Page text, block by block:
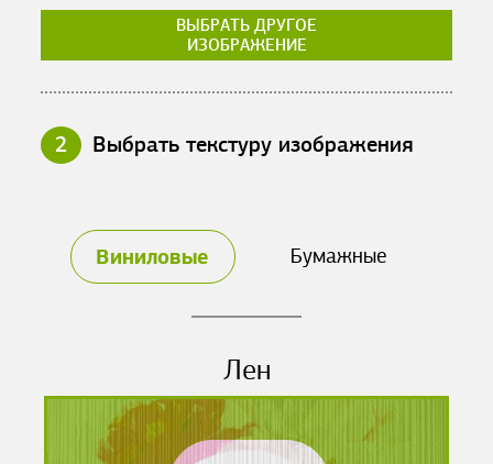
ВЫБРАТЬ ДРУГОЕ
ИЗОБРАЖЕНИЕ
2 Выбрать текстуру изображения
Виниловые Бумажные
Лен